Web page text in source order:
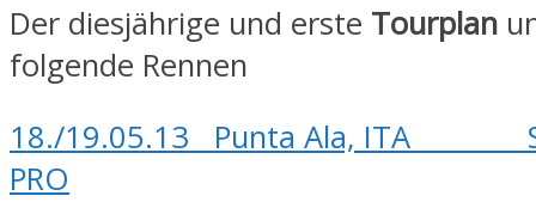
Der diesjährige und erste Tourplan
folgende Rennen
18./19.05.13 Punta Ala, ITA
PRO